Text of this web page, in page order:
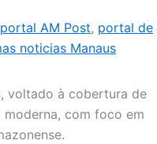
portal AM Post, portal de
noticias Manaus
, voltado à cobertura de
com foco em